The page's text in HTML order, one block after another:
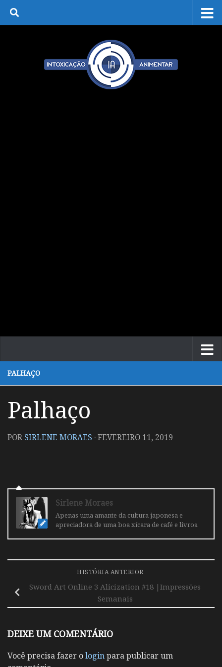
Skip to content
PALHAÇO
Palhaço
POR SIRLENE MORAES ·FEVEREIRO 11, 2019
Sirlene Moraes
Apenas uma amante da cultura japonesa e
apreciadora de uma boa xícara de café e livros.
HISTÓRIA ANTERIOR
Sword Art Online 3 Alicization #18 |Impressões
Semanais
DEIXE UM COMENTÁRIO
Você precisa fazer ologinpara publicar um